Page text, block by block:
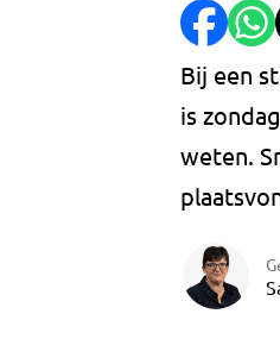
Bij een
is
weten.